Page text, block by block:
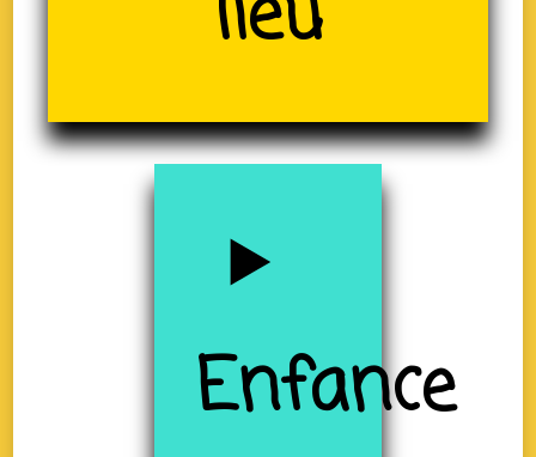
(19)
Enfance